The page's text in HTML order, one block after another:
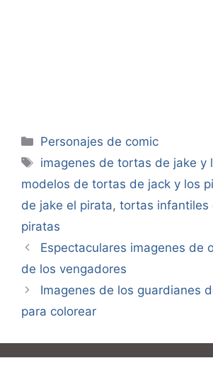
Categorías
Personajes de comic
Etiquetas
imagenes de tortas de jake y
modelos de tortas de jack y los
de jake el pirata, tortas infantiles
piratas
Espectaculares imagenes de
de los vengadores
Imagenes de los guardianes
para colorear